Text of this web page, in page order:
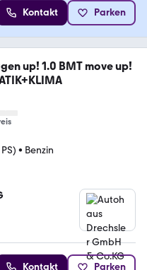
Kontakt Parken
up! 1.0 BMT move up!
• Benzin
Kontakt Parken